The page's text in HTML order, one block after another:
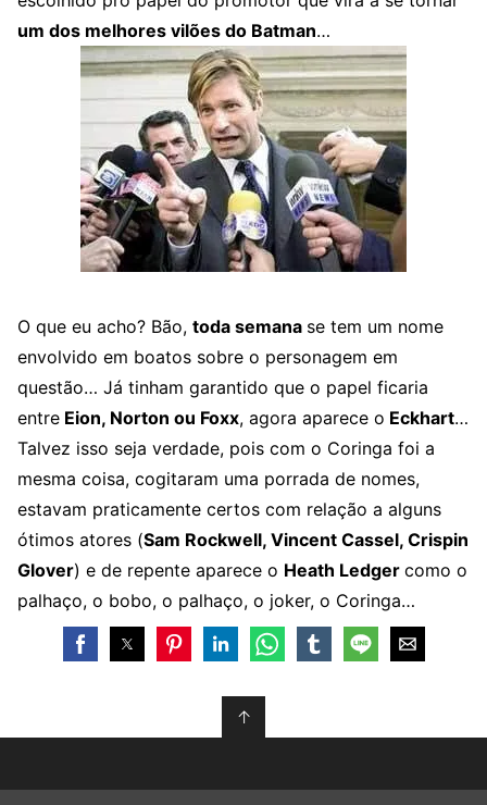
um dos melhores vilões do Batman…
O que eu acho? Bão, toda semana se tem um nome
envolvido em boatos sobre o personagem em
questão… Já tinham garantido que o papel ficaria
entre Eion, Norton ou Foxx, agora aparece o Eckhart…
Talvez isso seja verdade, pois com o Coringa foi a
mesma coisa, cogitaram uma porrada de nomes,
estavam praticamente certos com relação a alguns
ótimos atores (Sam Rockwell, Vincent Cassel, Crispin
Glover) e de repente aparece o Heath Ledger como o
palhaço, o bobo, o palhaço, o joker, o Coringa…
↑